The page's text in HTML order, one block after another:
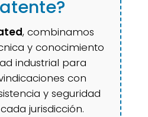
, combinamos
y conocimiento
industrial para
con
y seguridad
jurisdicción.